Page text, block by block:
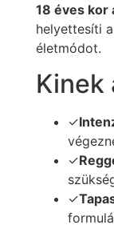
18 éves kor
helyettesíti
életmódot.
Kinek
✓
✓
✓